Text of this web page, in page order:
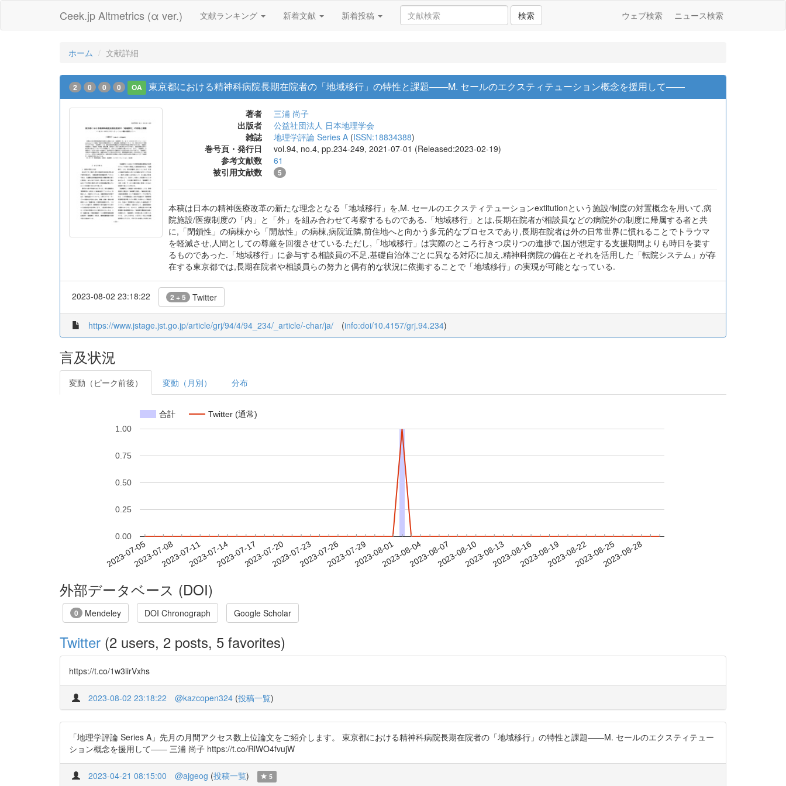
Ceek.jp Altmetrics (α ver.) 文献ランキング 新着文献 新着投稿 検索 ウェブ検索 ニュース検索
ホーム 文献詳細
2 0 0 0 OA 東京都における精神科病院長期在院者の「地域移行」の特性と課題――M. セールのエクスティテューション概念を援用して――
著者
三浦 尚子
出版者
公益社団法人 日本地理学会
雑誌
地理学評論 Series A (ISSN:18834388)
巻号頁・発行日
vol.94, no.4, pp.234-249, 2021-07-01 (Released:2023-02-19)
参考文献数
61
被引用文献数
5
本稿は日本の精神医療改革の新たな理念となる「地域移行」を,M. セールのエクスティテューションextitutionという施設/制度の対置概念を用いて,病
院施設/医療制度の「内」と「外」を組み合わせて考察するものである.「地域移行」とは,長期在院者が相談員などの病院外の制度に帰属する者と共
に,「閉鎖性」の病棟から「開放性」の病棟,病院近隣,前住地へと向かう多元的なプロセスであり,長期在院者は外の日常世界に慣れることでトラウマ
を軽減させ,人間としての尊厳を回復させている.ただし,「地域移行」は実際のところ行きつ戻りつの進捗で,国が想定する支援期間よりも時日を要す
るものであった.「地域移行」に参与する相談員の不足,基礎自治体ごとに異なる対応に加え,精神科病院の偏在とそれを活用した「転院システム」が存
在する東京都では,長期在院者や相談員らの努力と偶有的な状況に依拠することで「地域移行」の実現が可能となっている.
2023-08-02 23:18:22 2 + 5 Twitter
https://www.jstage.jst.go.jp/article/grj/94/4/94_234/_article/-char/ja/ (info:doi/10.4157/grj.94.234)
言及状況
変動（ピーク前後） 変動（月別） 分布
合計 Twitter (通常)
2023-07-052023-07-082023-07-112023-07-142023-07-172023-07-202023-07-232023-07-262023-07-292023-08-012023-08-042023-08-072023-08-102023-08-132023-08-162023-08-192023-08-222023-08-252023-08-28
0.00
0.25
0.50
0.75
1.00
外部データベース (DOI)
0 Mendeley DOI Chronograph Google Scholar
Twitter (2 users, 2 posts, 5 favorites)
https://t.co/1w3iirVxhs
2023-08-02 23:18:22 @kazcopen324 (投稿一覧)
「地理学評論 Series A」先月の月間アクセス数上位論文をご紹介します。 東京都における精神科病院長期在院者の「地域移行」の特性と課題――M. セールのエクスティテュー
ション概念を援用して―― 三浦 尚子 https://t.co/RlWO4fvujW
2023-04-21 08:15:00 @ajgeog (投稿一覧) 5